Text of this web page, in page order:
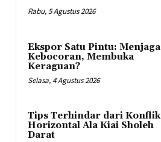
Rabu, 5 Agustus 2026
Ekspor Satu Pintu: Menjaga
Kebocoran, Membuka
Keraguan?
Selasa, 4 Agustus 2026
Tips Terhindar dari Konflik
Horizontal Ala Kiai Sholeh
Darat